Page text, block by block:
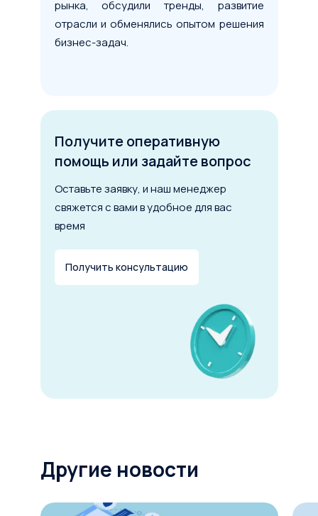
рынка, обсудили тренды, развитие
отрасли и обменялись опытом решения
бизнес-задач.
Получите оперативную
помощь или задайте вопрос
Оставьте заявку, и наш менеджер
свяжется с вами в удобное для вас
время
Получить консультацию
Другие новости
сделки
предмета лизинга
100 млн
лизинга
от 0 до 49%